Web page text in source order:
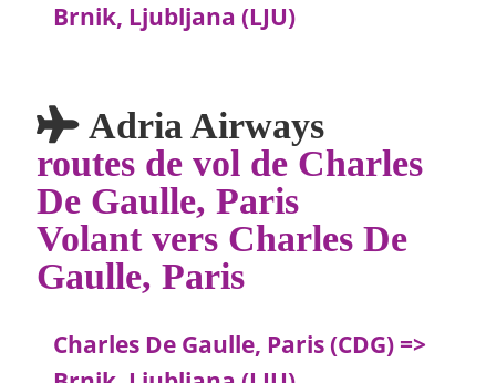
Brnik, Ljubljana (LJU)
Adria Airways
routes de vol de Charles
De Gaulle, Paris
Volant vers Charles De
Gaulle, Paris
Charles De Gaulle, Paris (CDG) =>